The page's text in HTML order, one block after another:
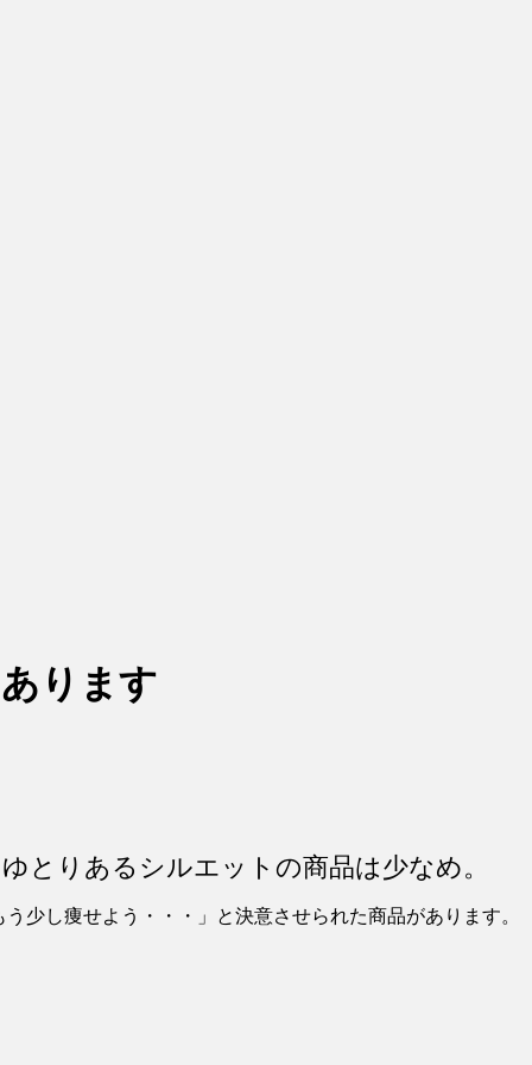
ります
とりあるシルエットの商品は少なめ。
少し痩せよう・・・」と決意させられた商品があります。